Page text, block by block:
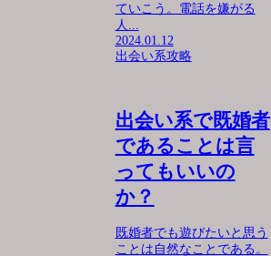
ていこう。電話を嫌がる
人...
2024.01.12
出会い系攻略
出会い系で既婚者
であることは言
ってもいいの
か？
既婚者でも遊びたいと思う
ことは自然なことである。